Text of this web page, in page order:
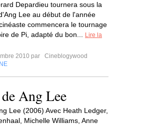
Depardieu tournera sous la
Lee au début de l'année
commencera le tournage
de Pi, adapté du bon...
Lire la
2010 par
Cineblogywood
Ang Lee
Lee (2006) Avec Heath Ledger,
Michelle Williams, Anne